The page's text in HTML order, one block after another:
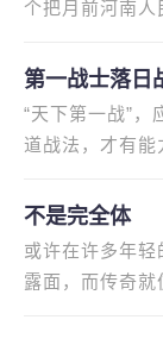
个把月前河南
第一战士落日
“天下第一战”
道战法，才有
不是完全体
或许在许多年
露面，而传奇